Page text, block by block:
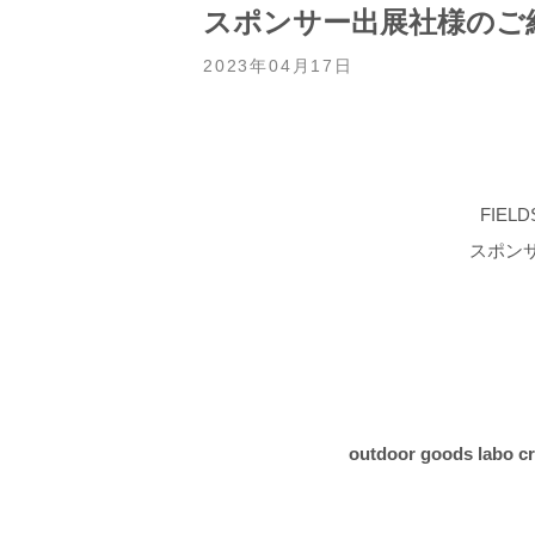
スポンサー出展社様のご
2023年04月17日
スポン
outdoor goods labo